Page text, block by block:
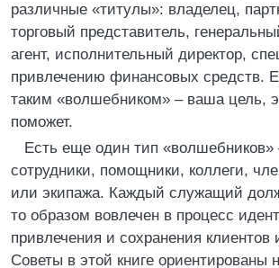
различные «титулы»: владелец,
торговый представитель,
агент, исполнительный директор,
привлечению финансовых средств.
таким «волшебником» – ваша цель,
поможет.
Есть еще один тип «волшебников»
сотрудники, помощники, коллеги,
или экипажа. Каждый служащий
то образом вовлечен в процесс
привлечения и сохранения клиентов
Советы в этой книге ориентированы